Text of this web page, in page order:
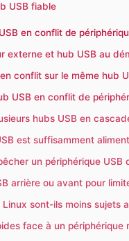
USB fiable
en conflit de
externe et hub USB au
conflit sur le même hub
USB en conflit de
hubs USB en
est suffisamment
un périphérique
arrière ou avant pour
sont-ils moins sujets
face à un périphérique